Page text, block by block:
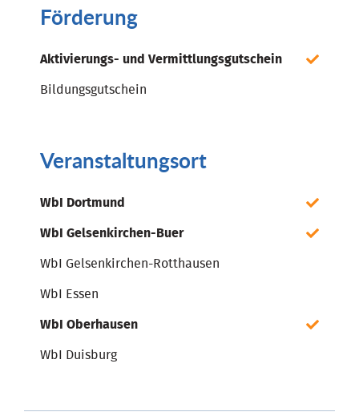
Förderung
Aktivierungs- und Vermittlungsgutschein
Bildungsgutschein
Veranstaltungsort
WbI Dortmund
WbI Gelsenkirchen-Buer
WbI Gelsenkirchen-Rotthausen
WbI Essen
WbI Oberhausen
WbI Duisburg